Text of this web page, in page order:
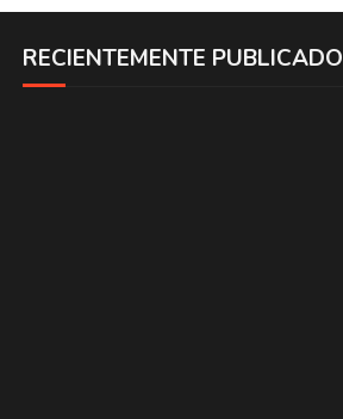
RECIENTEMENTE PUBLICADO